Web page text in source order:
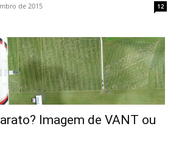
de 2015 12
Imagem de VANT ou